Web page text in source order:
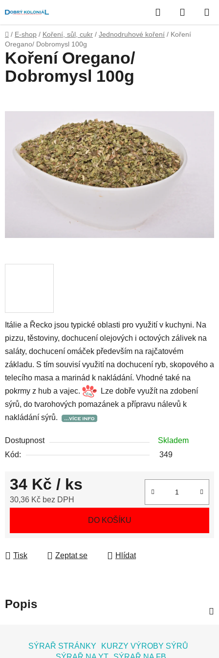
na
obsah
Hledat
KOŠÍK
Domů
/ E-shop / Koření, sůl, cukr / Jednodruhové koření / Koření
Oregano/ Dobromysl 100g
Itálie a Řecko jsou typické oblasti pro využití v kuchyni. Na
pizzu, těstoviny, dochucení olejových i octových zálivek na
saláty, dochucení omáček především na rajčatovém
základu. S tím souvisí využití na dochucení ryb, skopového a
telecího masa a marinád k nakládání. Vhodné také na
pokrmy z hub a vajec.
Lze dobře využít na zdobení
sýrů, do tvarohových pomazánek a přípravu nálevů k
nakládání sýrů.
Dostupnost
Skladem
Kód:
349
34 Kč / ks
30,36 Kč bez DPH
DO KOŠÍKU
Tisk Zeptat se Hlídat
Koření Oregano/
Dobromysl 100g
Popis
SÝRAŘ STRÁNKY
KURZY VÝROBY SÝRŮ